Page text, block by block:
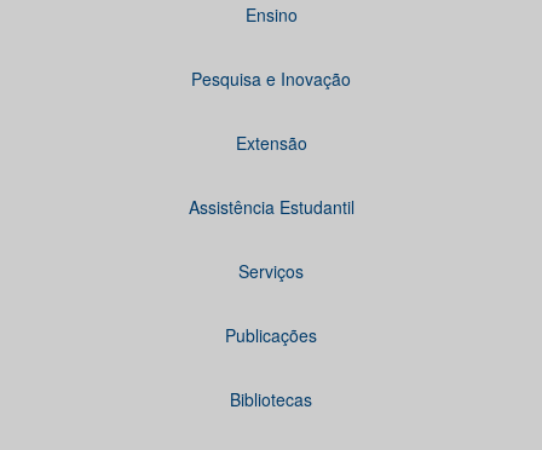
Ensino
Pesquisa e Inovação
Extensão
Assistência Estudantil
Serviços
Publicações
Bibliotecas